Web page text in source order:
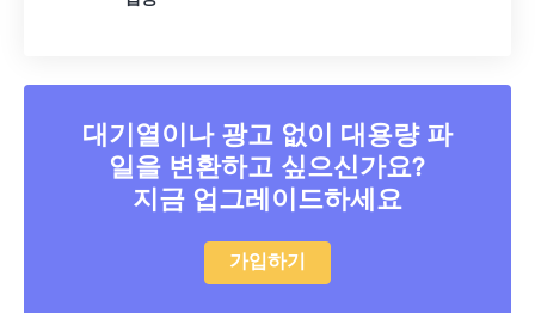
대기열이나 광고 없이 대용량 파
일을 변환하고 싶으신가요?
지금 업그레이드하세요
가입하기